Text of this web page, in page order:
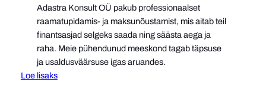
Adastra Konsult OÜ pakub professionaalset
raamatupidamis- ja maksunõustamist, mis aitab teil
finantsasjad selgeks saada ning säästa aega ja
raha. Meie pühendunud meeskond tagab täpsuse
ja usaldusväärsuse igas aruandes.
Loe lisaks